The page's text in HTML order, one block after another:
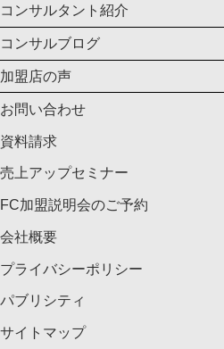
コンサルタント紹介
コンサルブログ
加盟店の声
お問い合わせ
資料請求
売上アップセミナー
FC加盟説明会のご予約
会社概要
プライバシーポリシー
パブリシティ
サイトマップ